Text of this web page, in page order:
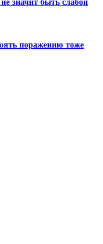
значит быть слабой
поражению тоже